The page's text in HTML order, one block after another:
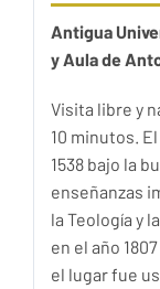
Antigua
y Aula de
Visita libre y
10 minutos.
1538 bajo la
enseñanzas
la Teología y
en el año
el lugar fue